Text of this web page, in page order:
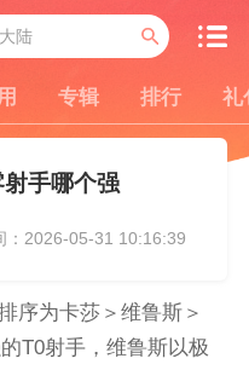
专辑 排行 礼
手哪个强
：2026-05-31 10:16:39
序为卡莎＞维鲁斯＞
T0射手，维鲁斯以极